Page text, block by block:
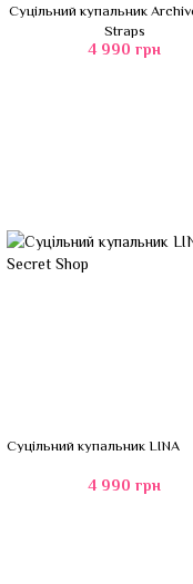
Суцільний купальник
Straps
4 990 грн
Суцільний купальник LINA
4 990 грн